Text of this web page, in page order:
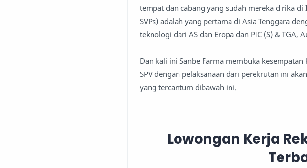
tempat dan cabang yang sudah mereka dirika di
SVPs) adalah yang pertama di Asia Tenggara
teknologi dari AS dan Eropa dan PIC (S) & TGA,
Dan kali ini Sanbe Farma membuka
SPV dengan pelaksanaan dari perekrutan ini
yang tercantum dibawah ini.
Lowongan Kerja